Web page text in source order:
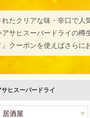
たクリアな味・辛口で人
サヒスーパードライの樽
』クーポンを使えばさらに
サヒスーパードライ